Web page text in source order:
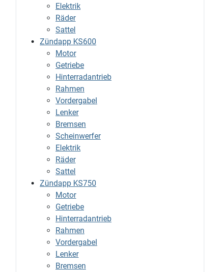
Elektrik
Räder
Sattel
Zündapp KS600
Motor
Getriebe
Hinterradantrieb
Rahmen
Vordergabel
Lenker
Bremsen
Scheinwerfer
Elektrik
Räder
Sattel
Zündapp KS750
Motor
Getriebe
Hinterradantrieb
Rahmen
Vordergabel
Lenker
Bremsen